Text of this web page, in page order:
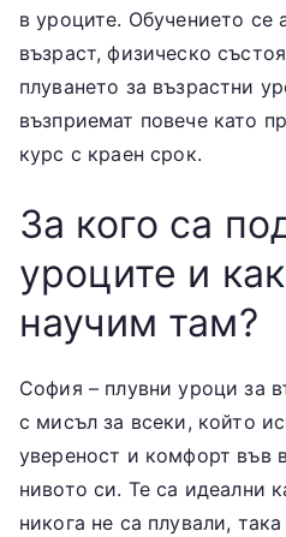
в уроците. Обучението се
възраст, физическо
плуването за възрастни
възприемат повече като
курс с краен срок.
За кого са
уроците и
научим там?
София – плувни уроци за
с мисъл за всеки, който
увереност и комфорт във
нивото си. Те са идеални
никога не са плували,